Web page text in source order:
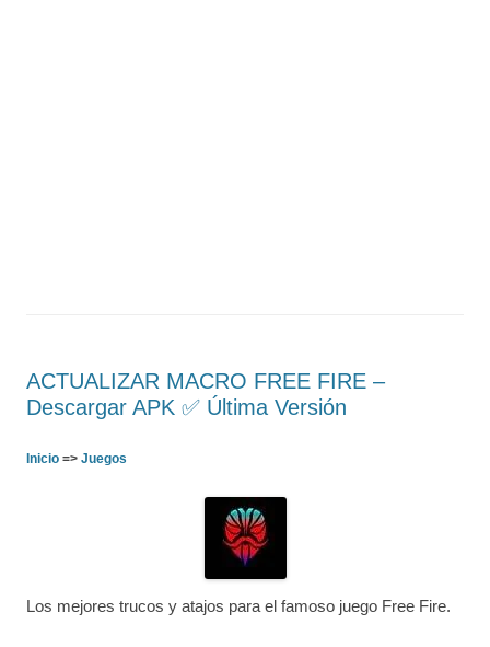
ACTUALIZAR MACRO FREE FIRE –
Descargar APK ✅️ Última Versión
Inicio => Juegos
Los mejores trucos y atajos para el famoso juego Free Fire.